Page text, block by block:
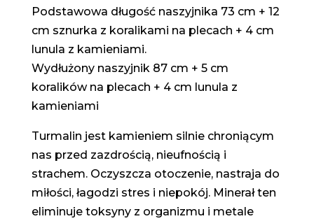
Podstawowa długość naszyjnika 73 cm + 12
cm sznurka z koralikami na plecach + 4 cm
lunula z kamieniami.
Wydłużony naszyjnik 87 cm + 5 cm
koralików na plecach + 4 cm lunula z
kamieniami
Turmalin jest kamieniem silnie chroniącym
nas przed zazdrością, nieufnością i
strachem. Oczyszcza otoczenie, nastraja do
miłości, łagodzi stres i niepokój. Minerał ten
eliminuje toksyny z organizmu i metale